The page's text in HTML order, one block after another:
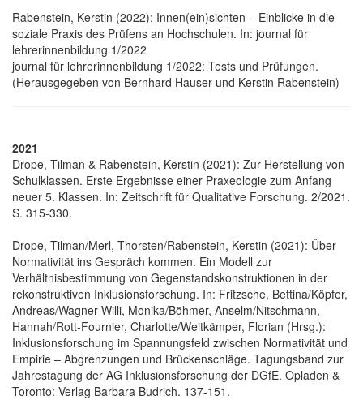
Rabenstein, Kerstin (2022): Innen(ein)sichten – Einblicke in die
soziale Praxis des Prüfens an Hochschulen. In: journal für
lehrerinnenbildung 1/2022
journal für lehrerinnenbildung 1/2022: Tests und Prüfungen.
(Herausgegeben von Bernhard Hauser und Kerstin Rabenstein)
2021
Drope, Tilman & Rabenstein, Kerstin (2021): Zur Herstellung von
Schulklassen. Erste Ergebnisse einer Praxeologie zum Anfang
neuer 5. Klassen. In: Zeitschrift für Qualitative Forschung. 2/2021.
S. 315-330.
Drope, Tilman/Merl, Thorsten/Rabenstein, Kerstin (2021): Über
Normativität ins Gespräch kommen. Ein Modell zur
Verhältnisbestimmung von Gegenstandskonstruktionen in der
rekonstruktiven Inklusionsforschung. In: Fritzsche, Bettina/Köpfer,
Andreas/Wagner-Willi, Monika/Böhmer, Anselm/Nitschmann,
Hannah/Rott-Fournier, Charlotte/Weitkämper, Florian (Hrsg.):
Inklusionsforschung im Spannungsfeld zwischen Normativität und
Empirie – Abgrenzungen und Brückenschläge. Tagungsband zur
Jahrestagung der AG Inklusionsforschung der DGfE. Opladen &
Toronto: Verlag Barbara Budrich. 137-151.